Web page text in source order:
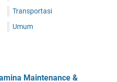
Transportasi
Umum
Maintenance &